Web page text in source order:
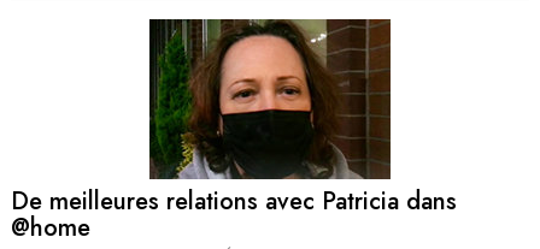
De meilleures relations avec Patricia dans
@home